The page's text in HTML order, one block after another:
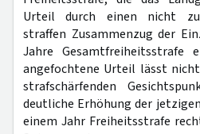
Urteil durch einen nicht zu
straffen Zusammenzug der
Jahre Gesamtfreiheitsstrafe
angefochtene Urteil lässt
strafschärfenden
deutliche Erhöhung der
einem Jahr Freiheitsstrafe